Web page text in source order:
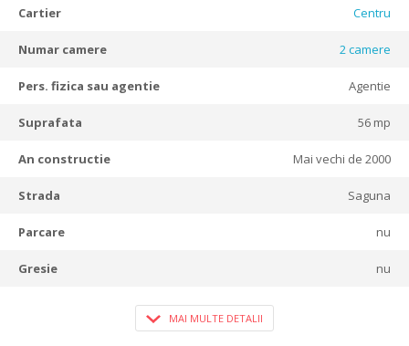
Cartier Centru
Numar camere 2camere
Pers. fizica sau agentie Agentie
Suprafata 56 mp
An constructie Mai vechi de 2000
Strada Saguna
Parcare nu
Gresie nu
MAI MULTE DETALII